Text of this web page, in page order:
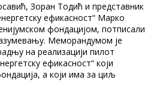
Зоран Тодић и представник
ефикасност“ Марко
фондацијом, потписали
Меморандумом је
на реализацији пилот
ефикасност“ који
а који има за циљ